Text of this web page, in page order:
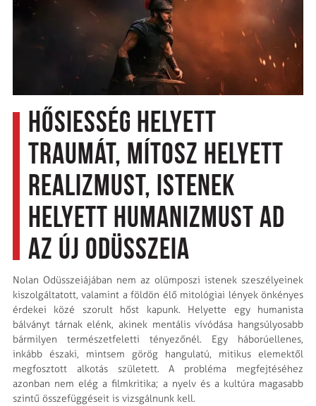
Hősiesség helyett
traumát, mítosz helyett
realizmust, istenek
helyett humanizmust ad
az új Odüsszeia
Nolan Odüsszeiájában nem az olümposzi istenek szeszélyeinek
kiszolgáltatott, valamint a földön élő mitológiai lények önkényes
érdekei közé szorult hőst kapunk. Helyette egy humanista
bálványt tárnak elénk, akinek mentális vívódása hangsúlyo­sabb
bármilyen természet­feletti tényezőnél. Egy háborúellenes,
inkább északi, mintsem görög hangulatú, mitikus elemektől
megfosztott alkotás született. A probléma megfejtésé­hez
azonban nem elég a film­kritika; a nyelv és a kultúra magasabb
szintű össze­függéseit is vizsgálnunk kell.